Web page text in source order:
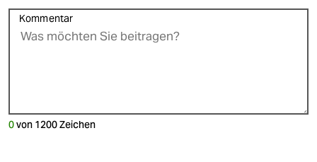
Kommentar
0von 1200Zeichen